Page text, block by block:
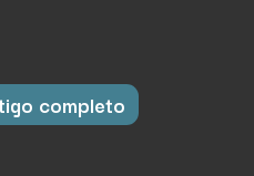
completo